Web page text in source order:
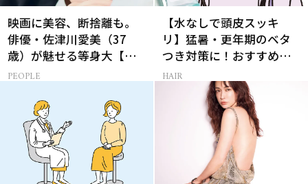
映画に美容、断捨離も。
俳優・佐津川愛美（37
歳）が魅せる等身大【美
ST特別画像集】
PEOPLE
【水なしで頭皮スッキ
リ】猛暑・更年期のベタ
つき対策に！おすすめ最
新ドライシャンプー4選
HAIR